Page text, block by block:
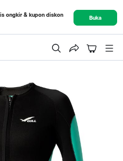
ongkir & kupon diskon
Buka